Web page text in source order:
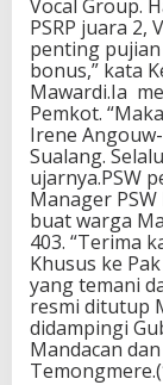
Vocal Group.
PSRP juara 2,
penting
bonus,” kata
Mawardi.Ia
Pemkot.
Irene
Sualang.
ujarnya.PSW
Manager
buat warga
403. “Terima
Khusus ke
yang temani
resmi ditutup
didampingi
Mandacan